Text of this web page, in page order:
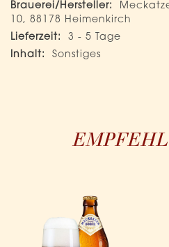
Mehr
Informationen
10, 88178 Heimenkirch
3 - 5 Tage
Sonstiges